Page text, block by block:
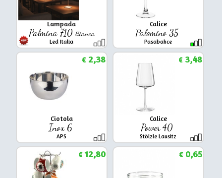
Lampada
Palmina 710 Bianca
Led Italia
Calice
Palomino 35
Pasabahce
Ciotola
Inox 6
APS
€2,38
Calice
Power 40
Stölzle Lausitz
€3,48
€12,80 €0,65